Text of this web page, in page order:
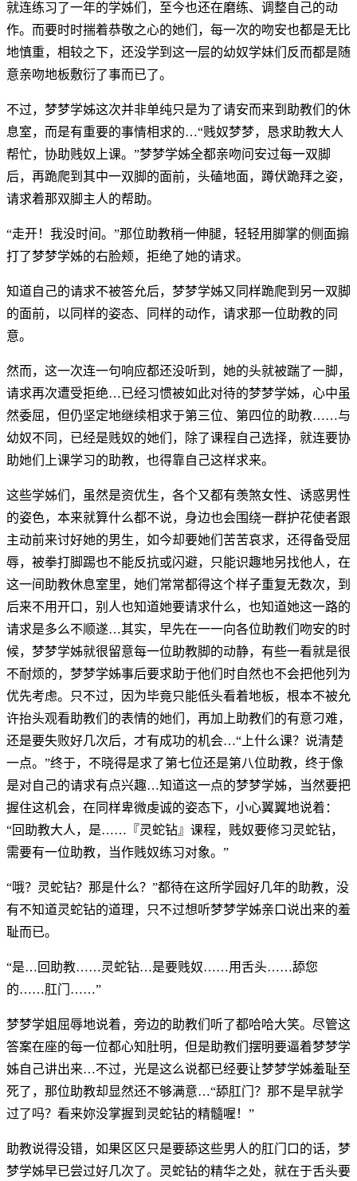
就连练习了一年的学姊们，至今也还在磨练、调整自己的动
作。而要时时揣着恭敬之心的她们，每一次的吻安也都是无比
地慎重，相较之下，还没学到这一层的幼奴学妹们反而都是随
意亲吻地板敷衍了事而已了。
不过，梦梦学姊这次并非单纯只是为了请安而来到助教们的休
息室，而是有重要的事情相求的…“贱奴梦梦，恳求助教大人
帮忙，协助贱奴上课。”梦梦学姊全都亲吻问安过每一双脚
后，再跪爬到其中一双脚的面前，头磕地面，蹲伏跪拜之姿，
请求着那双脚主人的帮助。
“走开！我没时间。”那位助教稍一伸腿，轻轻用脚掌的侧面搧
打了梦梦学姊的右脸颊，拒绝了她的请求。
知道自己的请求不被答允后，梦梦学姊又同样跪爬到另一双脚
的面前，以同样的姿态、同样的动作，请求那一位助教的同
意。
然而，这一次连一句响应都还没听到，她的头就被踹了一脚，
请求再次遭受拒绝…已经习惯被如此对待的梦梦学姊，心中虽
然委屈，但仍坚定地继续相求于第三位、第四位的助教……与
幼奴不同，已经是贱奴的她们，除了课程自己选择，就连要协
助她们上课学习的助教，也得靠自己这样求来。
这些学姊们，虽然是资优生，各个又都有羡煞女性、诱惑男性
的姿色，本来就算什么都不说，身边也会围绕一群护花使者跟
主动前来讨好她的男生，如今却要她们苦苦哀求，还得备受屈
辱，被拳打脚踢也不能反抗或闪避，只能识趣地另找他人，在
这一间助教休息室里，她们常常都得这个样子重复无数次，到
后来不用开口，别人也知道她要请求什么，也知道她这一路的
请求是多么不顺遂…其实，早先在一一向各位助教们吻安的时
候，梦梦学姊就很留意每一位助教脚的动静，有些一看就是很
不耐烦的，梦梦学姊事后要求助于他们时自然也不会把他列为
优先考虑。只不过，因为毕竟只能低头看着地板，根本不被允
许抬头观看助教们的表情的她们，再加上助教们的有意刁难，
还是要失败好几次后，才有成功的机会…“上什么课？说清楚
一点。”终于，不晓得是求了第七位还是第八位助教，终于像
是对自己的请求有点兴趣…知道这一点的梦梦学姊，当然要把
握住这机会，在同样卑微虔诚的姿态下，小心翼翼地说着：
“回助教大人，是……『灵蛇钻』课程，贱奴要修习灵蛇钻，
需要有一位助教，当作贱奴练习对象。”
“哦？灵蛇钻？那是什么？”都待在这所学园好几年的助教，没
有不知道灵蛇钻的道理，只不过想听梦梦学姊亲口说出来的羞
耻而已。
“是…回助教……灵蛇钻…是要贱奴……用舌头……舔您
的……肛门……”
梦梦学姐屈辱地说着，旁边的助教们听了都哈哈大笑。尽管这
答案在座的每一位都心知肚明，但是助教们摆明要逼着梦梦学
姊自己讲出来…不过，光是这么说都已经要让梦梦学姊羞耻至
死了，那位助教却显然还不够满意…“舔肛门？那不是早就学
过了吗？看来妳没掌握到灵蛇钻的精髓喔！”
助教说得没错，如果区区只是要舔这些男人的肛门口的话，梦
梦学姊早已尝过好几次了。灵蛇钻的精华之处，就在于舌头要